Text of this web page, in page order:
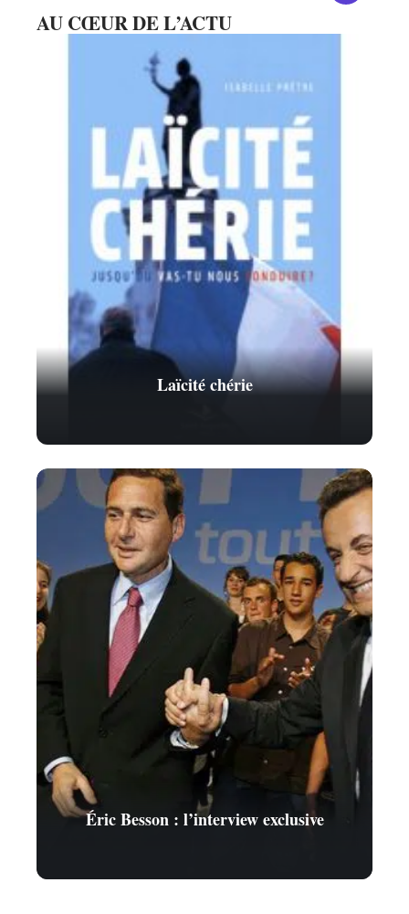
AU CŒUR DE L’ACTU
Laïcité chérie
Éric Besson : l’interview exclusive